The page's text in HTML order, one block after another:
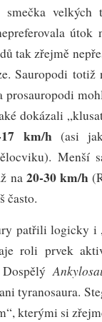
velkých
útok
tak zřejmě
Sauropodi totiž
dokázali
17 km/h (asi
Menší
na 20-30 km/h
často.
patřili logicky i
roli prvek
tyranosaura.
kterými si